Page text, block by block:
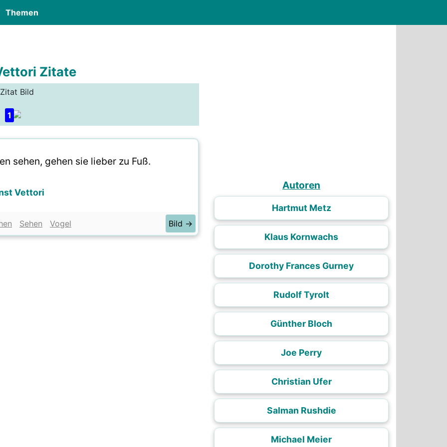
Themen
Zitate
Zitat Bild
1
sehen, gehen sie lieber zu Fuß.
Vettori
Sehen Vogel Bild →
Autoren
Hartmut Metz
Klaus Kornwachs
Dorothy Frances Gurney
Rudolf Tyrolt
Günther Bloch
Joe Perry
Christian Ufer
Salman Rushdie
Michael Meier